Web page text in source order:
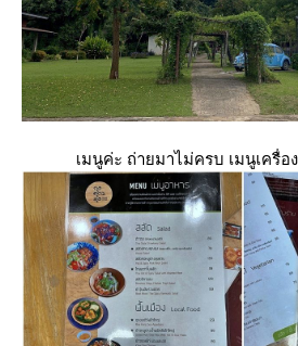
เมนูค่ะ ถ่ายมาไม่ครบ เมนูเครื่